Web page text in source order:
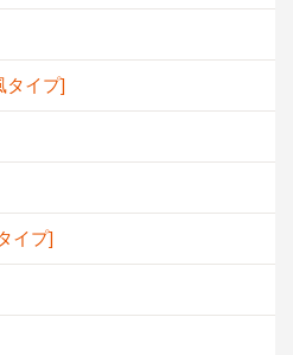
イプ]
イプ]